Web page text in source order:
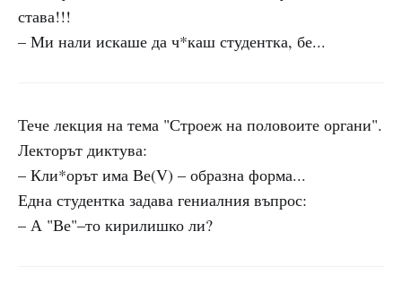
става!!!
– Ми нали искаше да ч*каш студентка, бе...
Тече лекция на тема "Строеж на половоите органи".
Лекторът диктува:
– Кли*орът има Ве(V) – образна форма...
Една студентка задава гениалния въпрос:
– А "Ве"–то кирилишко ли?